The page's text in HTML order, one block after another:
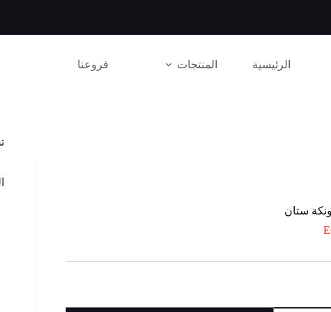
الرئيسية المنتجات فروعنا
ستان